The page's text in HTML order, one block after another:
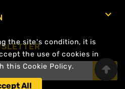
the site's condition, it is
the use of cookies in
this Cookie Policy.
All

OK